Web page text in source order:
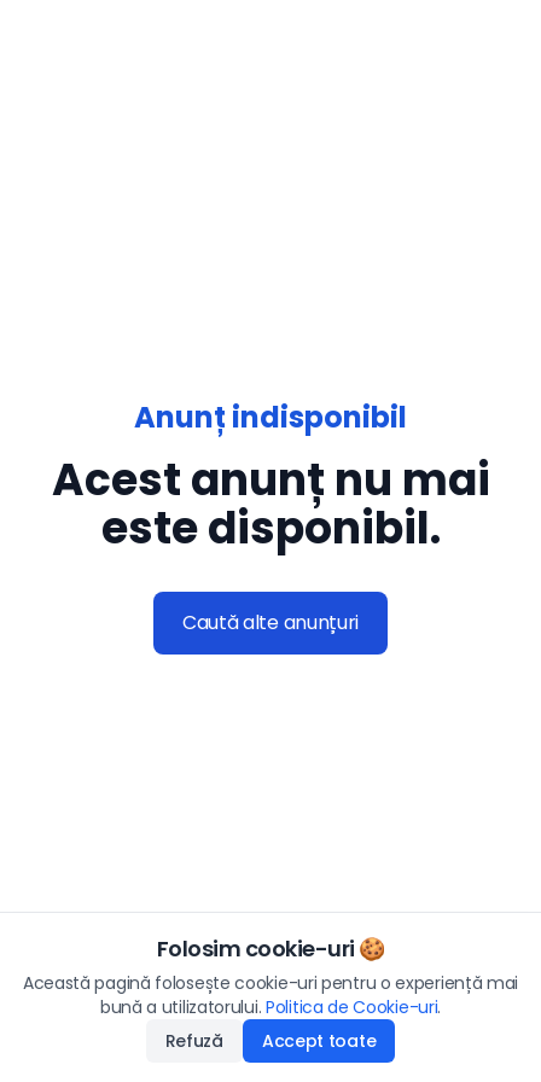
Anunț indisponibil
Acest anunț nu mai
este disponibil.
Caută alte anunțuri
Folosim cookie-uri 🍪
Această pagină folosește cookie-uri pentru o experiență mai
bună a utilizatorului. Politica de Cookie-uri.
Refuză
Accept toate